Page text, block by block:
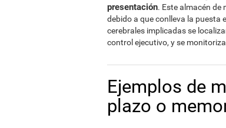
presentación. Este almacén de
debido a que conlleva la puesta
cerebrales implicadas se
control ejecutivo, y se
Ejemplos de
plazo o